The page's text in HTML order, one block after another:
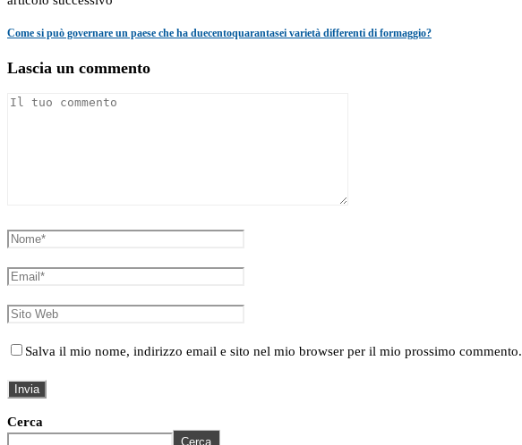
Come si può governare un paese che ha duecentoquarantasei varietà differenti di formaggio?
Lascia un commento
Salva il mio nome, indirizzo email e sito nel mio browser per il mio prossimo commento.
Cerca
Cerca